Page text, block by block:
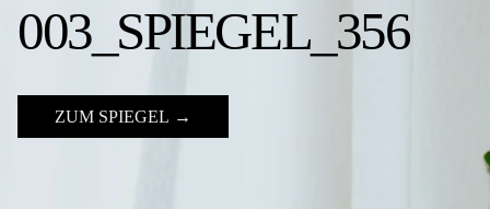
003_SPIEGEL_356
ZUM SPIEGEL